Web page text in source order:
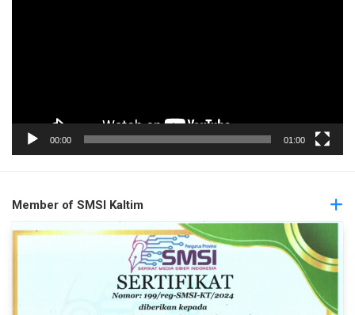
00:00 01:00
Member of SMSI Kaltim